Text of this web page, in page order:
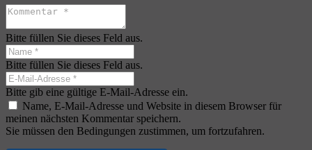
Bitte füllen Sie dieses Feld aus.
Bitte füllen Sie dieses Feld aus.
Bitte gib eine gültige E-Mail-Adresse ein.
Name, E-Mail-Adresse und Website in diesem Browser für
meinen nächsten Kommentar speichern.
Sie müssen den Bedingungen zustimmen, um fortzufahren.